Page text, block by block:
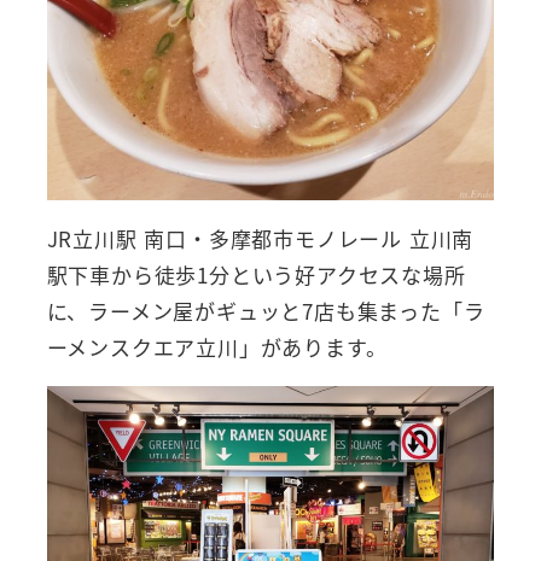
JR立川駅 南口・多摩都市モノレール 立川南
駅下車から徒歩1分という好アクセスな場所
に、ラーメン屋がギュッと7店も集まった「ラ
ーメンスクエア立川」があります。